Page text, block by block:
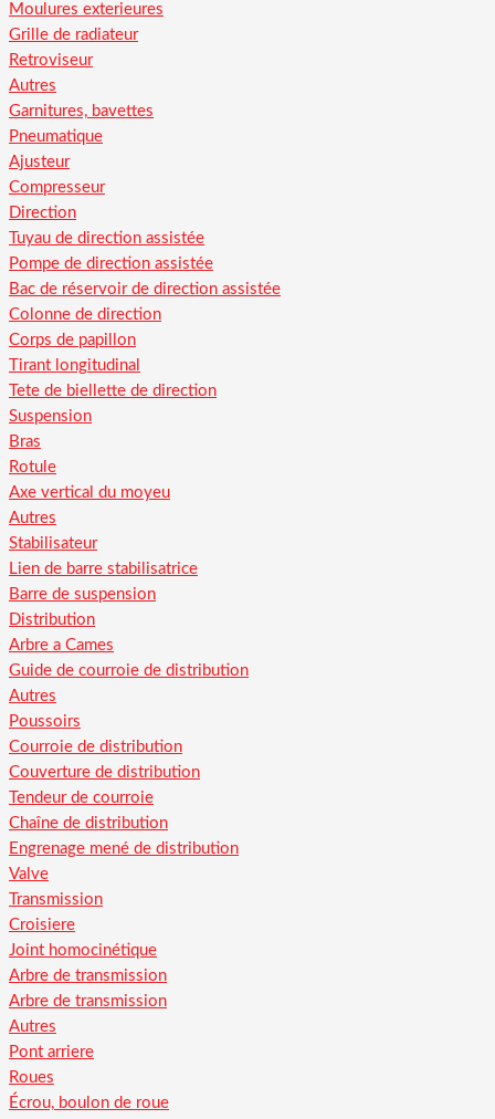
Moulures exterieures
Grille de radiateur
Retroviseur
Autres
Garnitures, bavettes
Pneumatique
Ajusteur
Compresseur
Direction
Tuyau de direction assistée
Pompe de direction assistée
Bac de réservoir de direction assistée
Colonne de direction
Corps de papillon
Tirant longitudinal
Tete de biellette de direction
Suspension
Bras
Rotule
Axe vertical du moyeu
Autres
Stabilisateur
Lien de barre stabilisatrice
Barre de suspension
Distribution
Arbre a Cames
Guide de courroie de distribution
Autres
Poussoirs
Courroie de distribution
Couverture de distribution
Tendeur de courroie
Chaîne de distribution
Engrenage mené de distribution
Valve
Transmission
Croisiere
Joint homocinétique
Arbre de transmission
Arbre de transmission
Autres
Pont arriere
Roues
Écrou, boulon de roue